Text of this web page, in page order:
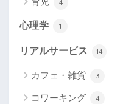
4
心理学 1
リアルサービス 14
カフェ・雑貨 3
コワーキング 4